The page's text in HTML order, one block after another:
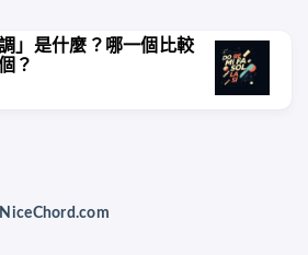
」是什麼？哪一個比較
？